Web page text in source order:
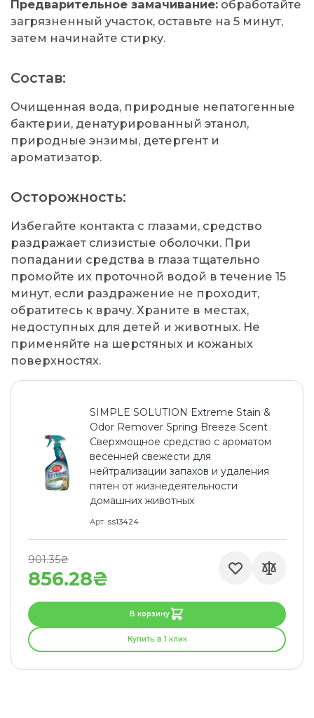
Предварительное замачивание: обработайте
загрязненный участок, оставьте на 5 минут,
затем начинайте стирку.
Состав:
Очищенная вода, природные непатогенные
бактерии, денатурированный этанол,
природные энзимы, детергент и
ароматизатор.
Осторожность:
Избегайте контакта с глазами, средство
раздражает слизистые оболочки. При
попадании средства в глаза тщательно
промойте их проточной водой в течение 15
минут, если раздражение не проходит,
обратитесь к врачу. Храните в местах,
недоступных для детей и животных. Не
применяйте на шерстяных и кожаных
поверхностях.
SIMPLE SOLUTION Extreme Stain &
Odor Remover Spring Breeze Scent
Сверхмощное средство с ароматом
весенней свежести для
нейтрализации запахов и удаления
пятен от жизнедеятельности
домашних животных
Арт ss13424
856.28₴
901.35₴
В корзину
Купить в 1 клик